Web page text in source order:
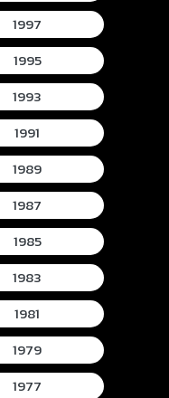
1997
1995
1993
1991
1989
1987
1985
1983
1981
1979
1977